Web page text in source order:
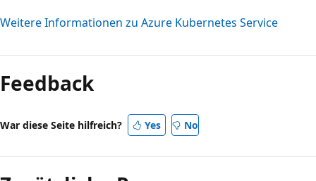
Weitere Informationen zu Azure Kubernetes Service
Feedback
War diese Seite hilfreich? Yes No